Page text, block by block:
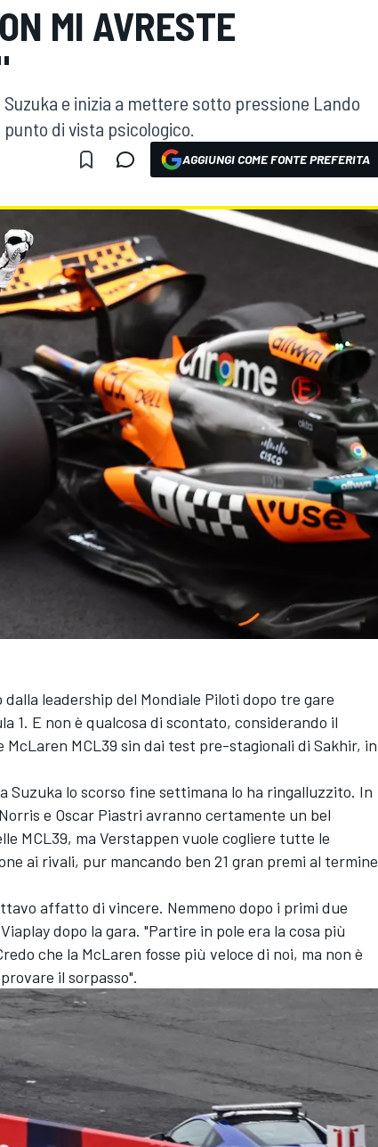
MI AVRESTE
e inizia a mettere sotto pressione Lando
di vista psicologico.
AGGIUNGI COME FONTE PREFERITA
leadership del Mondiale Piloti dopo tre gare
1. E non è qualcosa di scontato, considerando il
MCL39 sin dai test pre-stagionali di Sakhir, in
lo scorso fine settimana lo ha ringalluzzito. In
e Oscar Piastri avranno certamente un bel
MCL39, ma Verstappen vuole cogliere tutte le
ai rivali, pur mancando ben 21 gran premi al termine
affatto di vincere. Nemmeno dopo i primi due
dopo la gara. "Partire in pole era la cosa più
che la McLaren fosse più veloce di noi, ma non è
il sorpasso".